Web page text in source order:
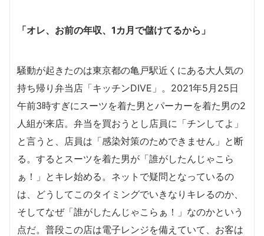
「オレ、お前の年収、1カ月で儲けてるから」
騒動が起きたのは東京都の亀戸駅近くにある大人気の
持ち帰り弁当店「キッチンDIVE」。2021年5月25日
午前3時すぎにスーツを着た男とパーカーを着た男の2
人組が来店。弁当を買おうとし店員に「チンしてよ」
と言うと、店員は「感染対策のためできません」と断
る。するとスーツを着た男が「誰がしたんじゃこら
ぁ！」とキレ始める。ネットで疑問となっているの
は、どうしてこのタイミングでいきなりキレるのか、
そしてなぜ「誰がしたんじゃこらぁ！」なのかという
点だ。普段この店は電子レンジを備えていて、お客は